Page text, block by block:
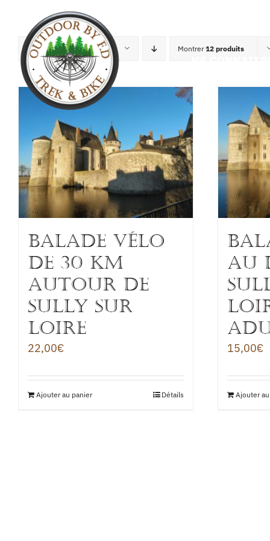
contenuTrier parNom Montrer12 produits
BALADE VÉLO
de 30 km
autour de
SULLY sur
LOIRE
22,00€
Ajouter au panier Détails
au
15,00€
Ajouter